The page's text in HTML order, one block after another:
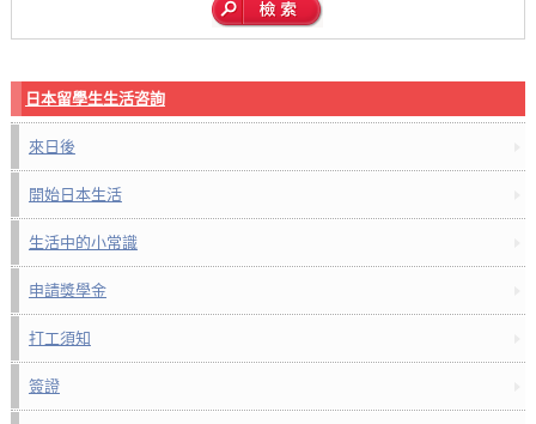
日本留學生生活咨詢
來日後
開始日本生活
生活中的小常識
申請獎學金
打工須知
簽證